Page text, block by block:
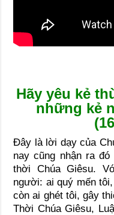
Hãy yêu kẻ
những kẻ
Đây là lời dạy của
nay cũng nhận ra
thời Chúa Giêsu.
người: ai quý mến
còn ai ghét tôi, gây
Thời Chúa Giêsu,